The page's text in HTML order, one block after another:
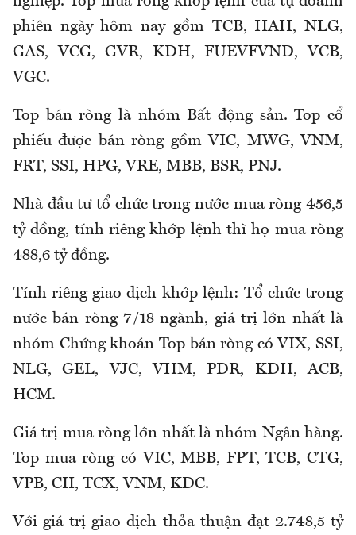
phiên ngày hôm nay gồm TCB, HAH, NLG,
GAS, VCG, GVR, KDH, FUEVFVND, VCB,
VGC.
Top bán ròng là nhóm Bất động sản. Top cổ
phiếu được bán ròng gồm VIC, MWG, VNM,
FRT, SSI, HPG, VRE, MBB, BSR, PNJ.
Nhà đầu tư tổ chức trong nước mua ròng 456,5
tỷ đồng, tính riêng khớp lệnh thì họ mua ròng
488,6 tỷ đồng.
Tính riêng giao dịch khớp lệnh: Tổ chức trong
nước bán ròng 7/18 ngành, giá trị lớn nhất là
nhóm Chứng khoán Top bán ròng có VIX, SSI,
NLG, GEL, VJC, VHM, PDR, KDH, ACB,
HCM.
Giá trị mua ròng lớn nhất là nhóm Ngân hàng.
Top mua ròng có VIC, MBB, FPT, TCB, CTG,
VPB, CII, TCX, VNM, KDC.
Với giá trị giao dịch thỏa thuận đạt 2.748,5 tỷ